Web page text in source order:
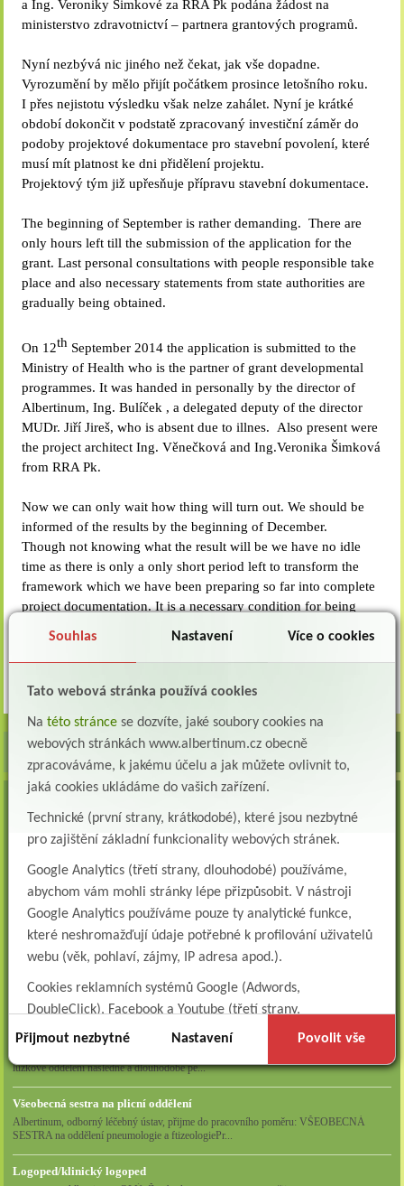
a Ing. Veroniky Šimkové za RRA Pk podána žádost na
ministerstvo zdravotnictví – partnera grantových programů.
Nyní nezbývá nic jiného než čekat, jak vše dopadne.
Vyrozumění by mělo přijít počátkem prosince letošního roku.
I přes nejistotu výsledku však nelze zahálet. Nyní je krátké
období dokončit v podstatě zpracovaný investiční záměr do
podoby projektové dokumentace pro stavební povolení, které
musí mít platnost ke dni přidělení projektu.
Projektový tým již upřesňuje přípravu stavební dokumentace.
The beginning of September is rather demanding. There are
only hours left till the submission of the application for the
grant. Last personal consultations with people responsible take
place and also necessary statements from state authorities are
gradually being obtained.
On 12th September 2014 the application is submitted to the
Ministry of Health who is the partner of grant developmental
programmes. It was handed in personally by the director of
Albertinum, Ing. Bulíček , a delegated deputy of the director
MUDr. Jiří Jireš, who is absent due to illnes. Also present were
the project architect Ing. Věnečková and Ing.Veronika Šimková
from RRA Pk.
Now we can only wait how thing will turn out. We should be
informed of the results by the beginning of December.
Though not knowing what the result will be we have no idle
time as there is only a only short period left to transform the
framework which we have been preparing so far into complete
project documentation. It is a necessary condition for being
therefore working on specifying the project documentation.
Lékař oddělení následné a dlouhodobé péče (LDN)
Albertinum, odborný léčebný ústav, Žamberk přijme do pracovního poměru: Lékaře na
oddělení následné a dlouhodobé lůžkové...
Lékař na oddělení psychiatrie
Albertinum, odborný léčebný ústav, Žamberkpřijme do pracovního poměru: Lékaře na
oddělení psychiatrie ...
Lékař oddělení pneumologie a ftizeologie (plicní oddělení)
Albertinum, odborný léčebný ústav, Žamberk přijme do pracovního poměru: Lékaře na
oddělení pneumologie a ftizeologie (pl...
Všeobecná/praktická sestra na LDN
lůžkové oddělení následné a dlouhodobé pé...
Všeobecná sestra na plicní oddělení
Albertinum, odborný léčebný ústav, přijme do pracovního poměru: VŠEOBECNÁ
SESTRA na oddělení pneumologie a ftizeologiePr...
Logoped/klinický logoped
Souhlas Nastavení Více o cookies
Tato webová stránka používá cookies
Na této stránce se dozvíte, jaké soubory cookies na
webových stránkách www.albertinum.cz obecně
zpracováváme, k jakému účelu a jak můžete ovlivnit to,
jaká cookies ukládáme do vašich zařízení.
Technické (první strany, krátkodobé), které jsou nezbytné
pro zajištění základní funkcionality webových stránek.
Google Analytics (třetí strany, dlouhodobé) používáme,
abychom vám mohli stránky lépe přizpůsobit. V nástroji
Google Analytics používáme pouze ty analytické funkce,
které neshromažďují údaje potřebné k profilování uživatelů
webu (věk, pohlaví, zájmy, IP adresa apod.).
Cookies reklamních systémů Google (Adwords,
DoubleClick), Facebook a Youtube (třetí strany,
dlouhodobé). Tyto
cookiesslouží k marketingovému
například prostřednictvím personalizované reklamy na
sociálních sítích.
Technické cookies lišty CookieBot (třetí strany, dlouhodobé),
ohledně toho, s jakými (netechnickými) cookies nám
Přijmout nezbytné Nastavení Povolit vše